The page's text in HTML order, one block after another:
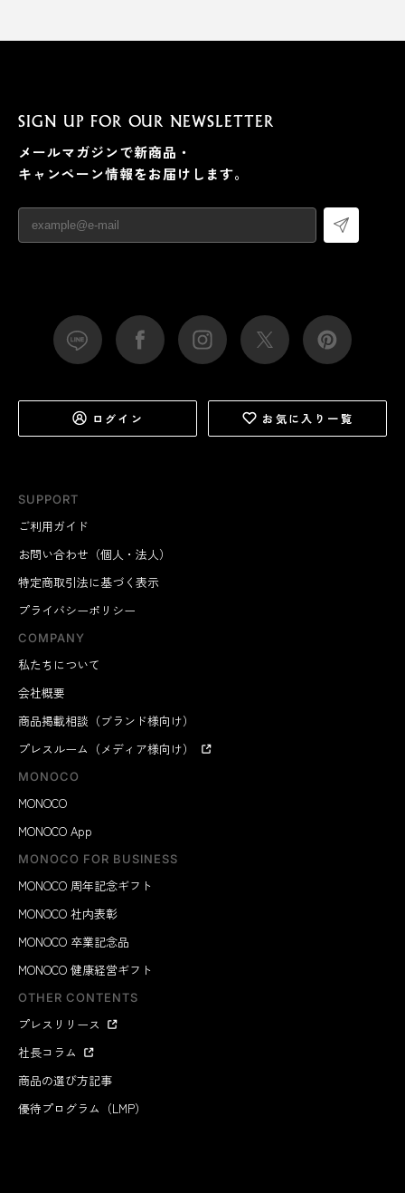
SUPPORT
ご利用ガイド
お問い合わせ（個人・法人）
特定商取引法に基づく表示
プライバシーポリシー
COMPANY
私たちについて
会社概要
商品掲載相談（ブランド様向け）
プレスルーム（メディア様向け）
MONOCO
MONOCO
MONOCO App
MONOCO FOR BUSINESS
MONOCO 周年記念ギフト
MONOCO 社内表彰
MONOCO 卒業記念品
MONOCO 健康経営ギフト
OTHER CONTENTS
プレスリリース
社長コラム
商品の選び方記事
優待プログラム（LMP）
SIGN UP FOR OUR NEWSLETTER
メールマガジンで新商品・
キャンペーン情報をお届けします。
ログイン お気に入り一覧